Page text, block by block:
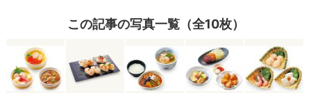
この記事の写真一覧（全10枚）